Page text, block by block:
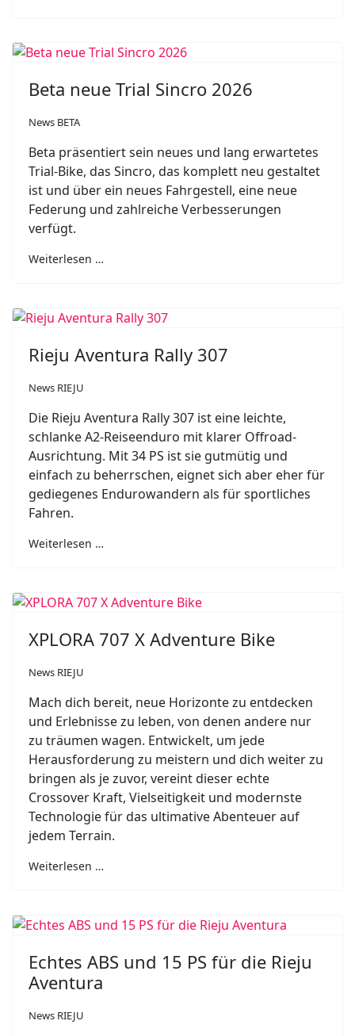
Beta neue Trial Sincro 2026
News BETA
Beta präsentiert sein neues und lang erwartetes
Trial-Bike, das Sincro, das komplett neu gestaltet
ist und über ein neues Fahrgestell, eine neue
Federung und zahlreiche Verbesserungen
verfügt.
Weiterlesen …
Rieju Aventura Rally 307
News RIEJU
Die Rieju Aventura Rally 307 ist eine leichte,
schlanke A2-Reiseenduro mit klarer Offroad-
Ausrichtung. Mit 34 PS ist sie gutmütig und
einfach zu beherrschen, eignet sich aber eher für
gediegenes Endurowandern als für sportliches
Fahren.
Weiterlesen …
XPLORA 707 X Adventure Bike
News RIEJU
Mach dich bereit, neue Horizonte zu entdecken
und Erlebnisse zu leben, von denen andere nur
zu träumen wagen. Entwickelt, um jede
Herausforderung zu meistern und dich weiter zu
bringen als je zuvor, vereint dieser echte
Crossover Kraft, Vielseitigkeit und modernste
Technologie für das ultimative Abenteuer auf
jedem Terrain.
Weiterlesen …
Echtes ABS und 15 PS für die Rieju
Aventura
News RIEJU